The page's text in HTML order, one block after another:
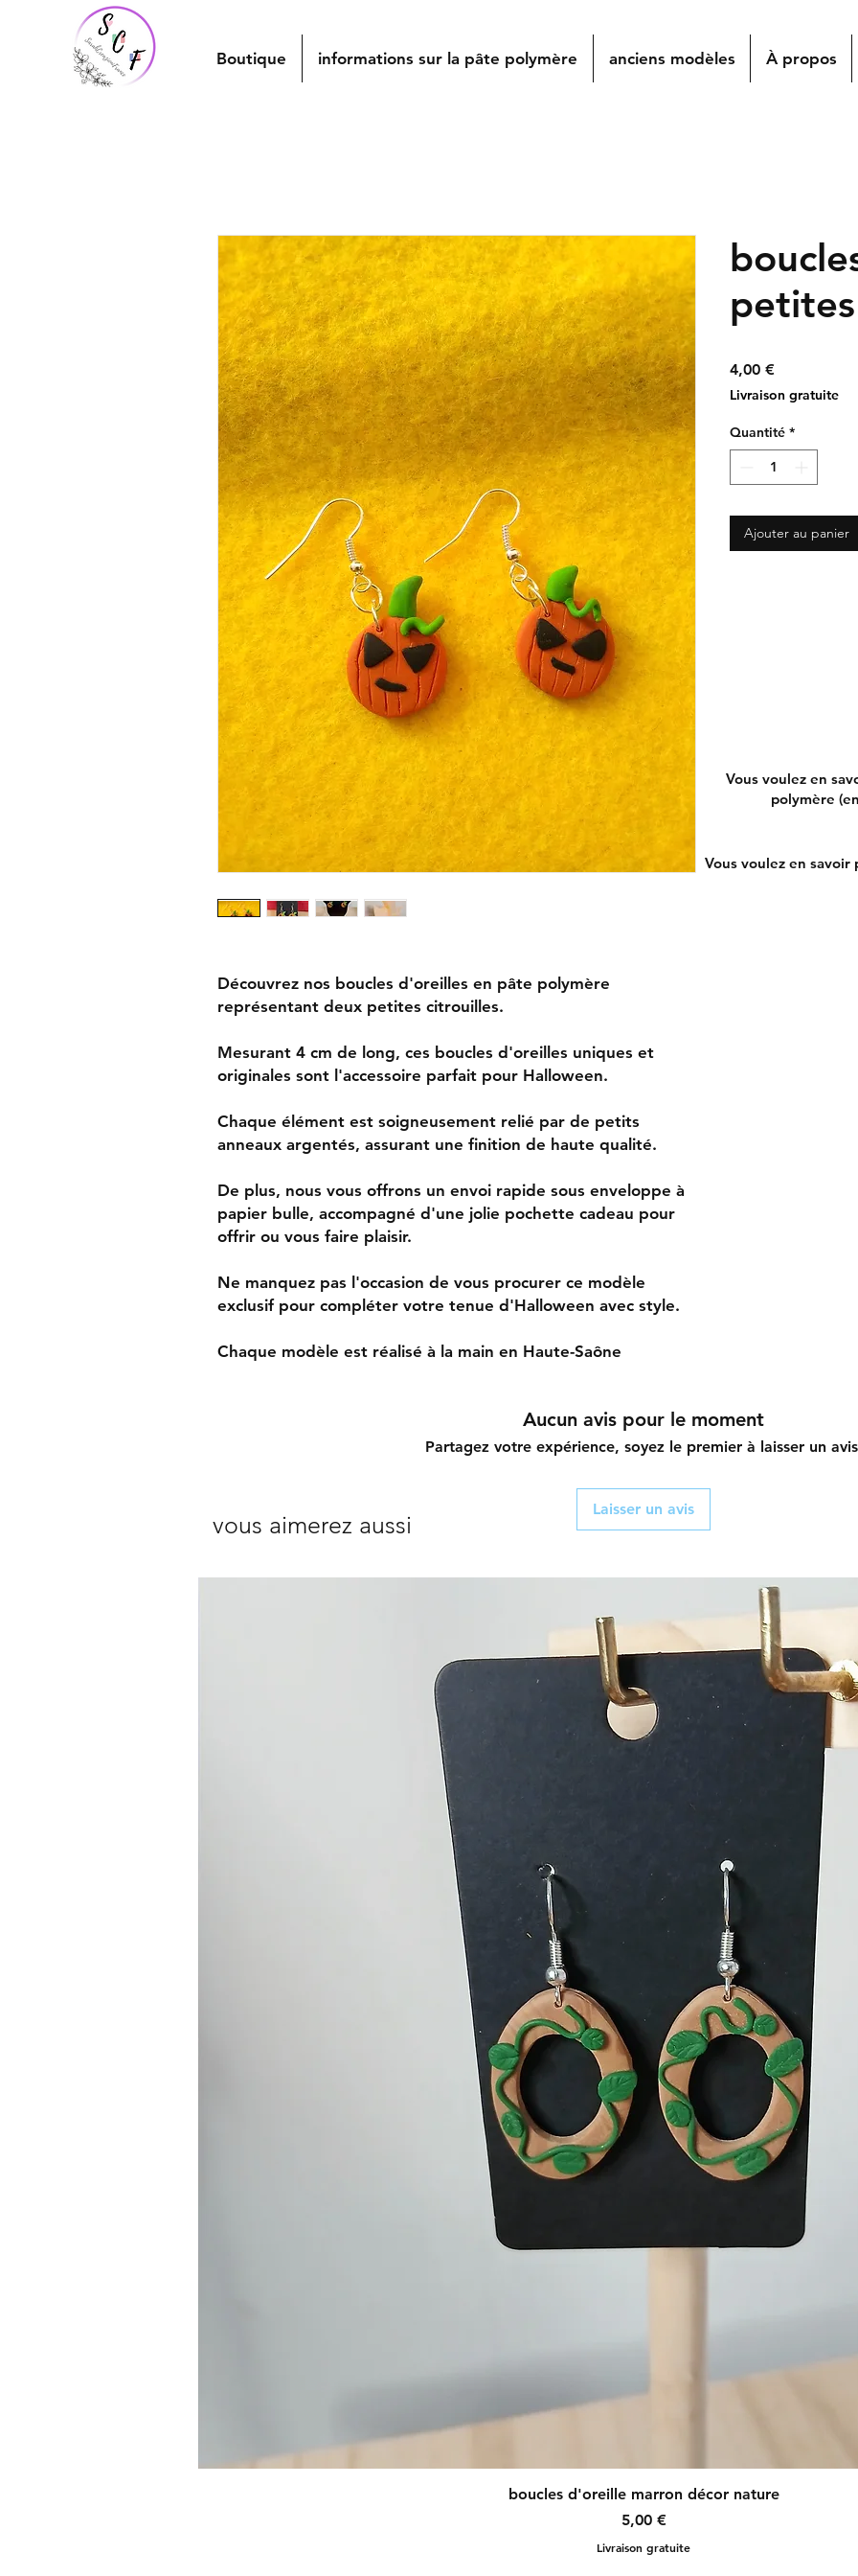
Boutique informations sur la pâte polymère anciens modèles À propos
Découvrez nos boucles d'oreilles en pâte polymère
représentant deux petites citrouilles.
Mesurant 4 cm de long, ces boucles d'oreilles uniques et
originales sont l'accessoire parfait pour Halloween.
Chaque élément est soigneusement relié par de petits
anneaux argentés, assurant une finition de haute qualité.
De plus, nous vous offrons un envoi rapide sous enveloppe à
papier bulle, accompagné d'une jolie pochette cadeau pour
offrir ou vous faire plaisir.
Ne manquez pas l'occasion de vous procurer ce modèle
exclusif pour compléter votre tenue d'Halloween avec style.
Chaque modèle est réalisé à la main en Haute-Saône
4,00 €Prix
Livraison gratuite
Quantité *
Ajouter au panier
Aucun avis pour le moment
Partagez votre expérience, soyez le premier à laisser un
Laisser un avis
Vous voulez en
polymère
Vous voulez en
vous aimerez aussi
Aperçu rapide
boucles d'oreille marron décor nature
Prix
5,00 €
Livraison gratuite